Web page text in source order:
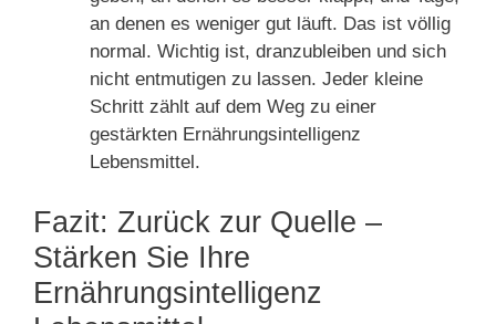
an denen es weniger gut läuft. Das ist völlig
normal. Wichtig ist, dranzubleiben und sich
nicht entmutigen zu lassen. Jeder kleine
Schritt zählt auf dem Weg zu einer
gestärkten Ernährungsintelligenz
Lebensmittel.
Fazit: Zurück zur Quelle –
Stärken Sie Ihre
Ernährungsintelligenz